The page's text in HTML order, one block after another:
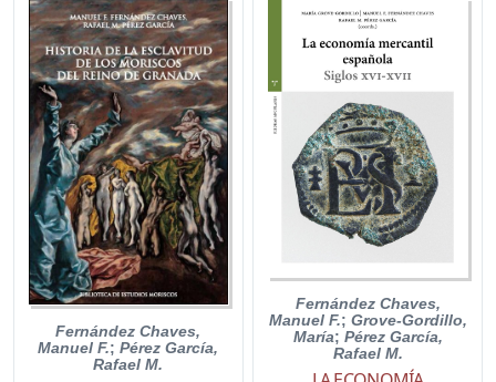
Fernández Chaves,
Manuel F.;Pérez García,
Rafael M.
Fernández Chaves,
Manuel F.; Grove-Gordillo,
María; Pérez García,
Rafael M.